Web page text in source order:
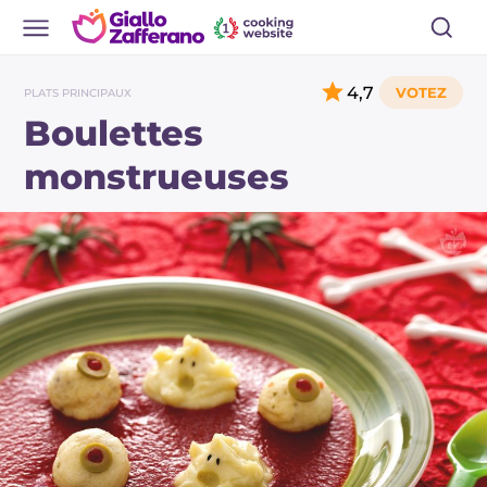
PLATS PRINCIPAUX
Boulettes
monstrueuses
4,7